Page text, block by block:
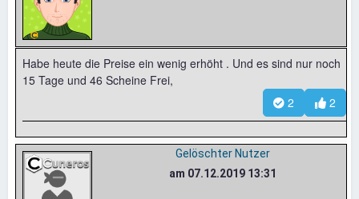
Habe heute die Preise ein wenig erhöht . Und es sind nur noch
15 Tage und 46 Scheine Frei,
2
2
Gelöschter Nutzer
am 07.12.2019 13:31